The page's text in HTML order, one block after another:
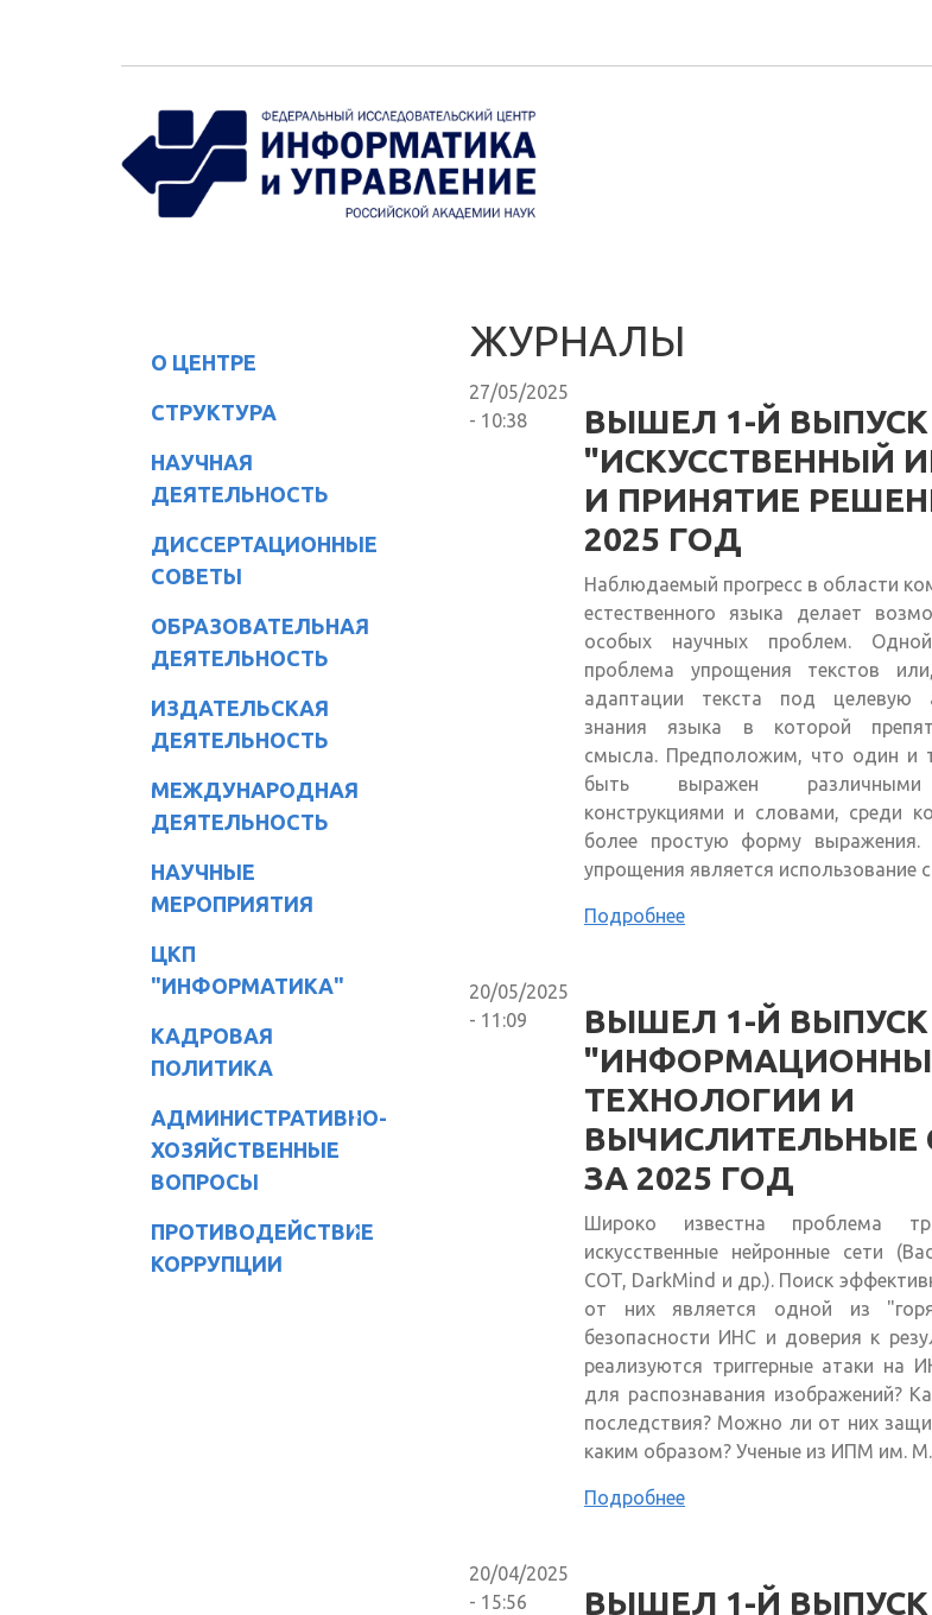
О ЦЕНТРЕ
СТРУКТУРА
НАУЧНАЯ
ДЕЯТЕЛЬНОСТЬ
ДИССЕРТАЦИОННЫЕ
СОВЕТЫ
ОБРАЗОВАТЕЛЬНАЯ
ДЕЯТЕЛЬНОСТЬ
ИЗДАТЕЛЬСКАЯ
ДЕЯТЕЛЬНОСТЬ
МЕЖДУНАРОДНАЯ
ДЕЯТЕЛЬНОСТЬ
НАУЧНЫЕ
МЕРОПРИЯТИЯ
ЦКП
"ИНФОРМАТИКА"
КАДРОВАЯ
ПОЛИТИКА
АДМИНИСТРАТИВНО-
ХОЗЯЙСТВЕННЫЕ
ВОПРОСЫ
ПРОТИВОДЕЙСТВИЕ
КОРРУПЦИИ
ЖУРНАЛЫ
27/05/2025
- 10:38
ВЫШЕЛ 1-Й
"ИСКУССТВЕННЫЙ
И ПРИНЯТИЕ
2025 ГОД
Наблюдаемый прогресс в области
естественного языка делает
особых научных проблем.
проблема упрощения текстов
адаптации текста под целевую
знания языка в которой
смысла. Предположим, что один и
быть выражен различными
конструкциями и словами, среди
более простую форму
упрощения является использование
Подробнее
20/05/2025
- 11:09
ВЫШЕЛ 1-Й
ТЕХНОЛОГИИ И
ВЫЧИСЛИТЕЛЬНЫЕ
ЗА 2025 ГОД
Широко известна проблема
искусственные нейронные сети
COT, DarkMind и др.). Поиск
от них является одной из
безопасности ИНС и доверия к
реализуются триггерные атаки на
для распознавания изображений?
последствия? Можно ли от них
каким образом? Ученые из ИПМ им.
Подробнее
20/04/2025
- 15:56
ВЫШЕЛ 1-Й